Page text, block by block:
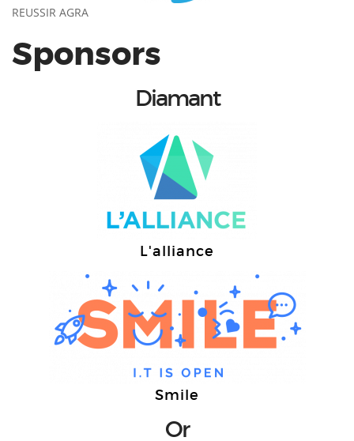
REUSSIR AGRA
Sponsors
Diamant
L'alliance
Smile
Or